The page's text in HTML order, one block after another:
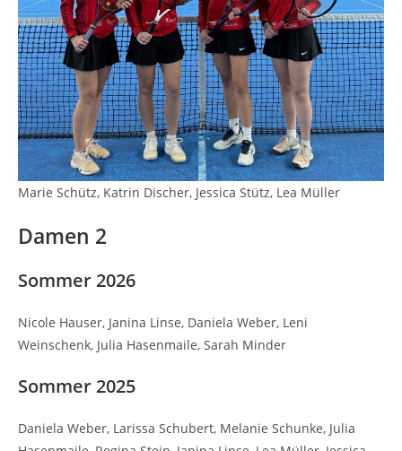
Marie Schütz, Katrin Discher, Jessica Stütz, Lea Müller
Damen 2
Sommer 2026
Nicole Hauser, Janina Linse, Daniela Weber, Leni
Weinschenk, Julia Hasenmaile, Sarah Minder
Sommer 2025
Daniela Weber, Larissa Schubert, Melanie Schunke, Julia